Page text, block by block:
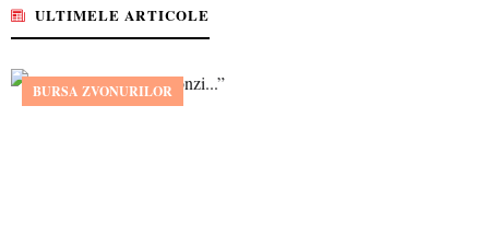
ULTIMELE ARTICOLE
BURSA ZVONURILOR